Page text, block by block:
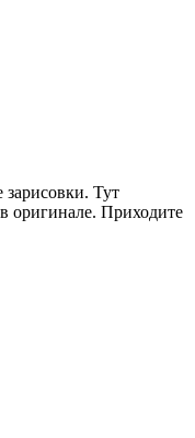
Тут
оригинале. Приходите